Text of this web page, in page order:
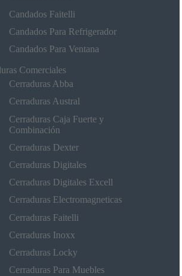
Candados Faitelli
Candados Para Refrigerador
Candados Para Ventana
Comerciales
Cerraduras Abba
Cerraduras Austral
Cerraduras Caja Fuerte y
Combinación
Cerraduras Dexter
Cerraduras Digitales
Cerraduras Digitales Excell
Cerraduras Electromagneticas
Cerraduras Faitelli
Cerraduras Inoxx
Cerraduras Locky
Cerraduras Para Muebles